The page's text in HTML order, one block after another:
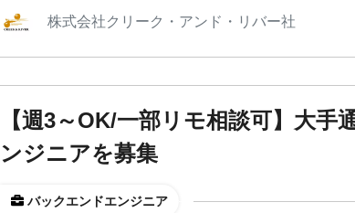
株式会社クリーク・アンド・リバー社
【週3～OK/一部リモ相談可】大手
ンジニアを募集
バックエンドエンジニア